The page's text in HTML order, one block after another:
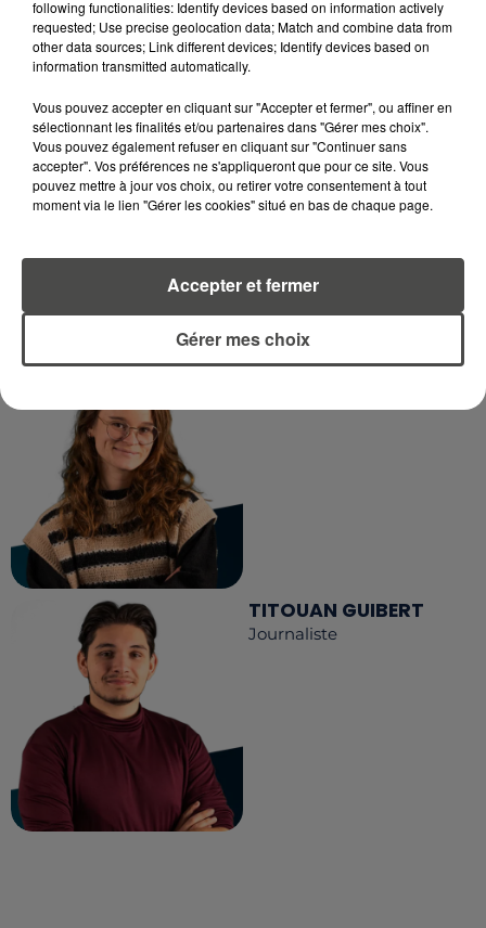
LA RÉDACTION
RCA
Voir toute l'équipe RCA
DIMITRI COUTAND
Journaliste
MARGOT DOUÉTIL
TITOUAN GUIBERT
Journaliste
following functionalities: Identify devices based on information actively
requested; Use precise geolocation data; Match and combine data from
other data sources; Link different devices; Identify devices based on
information transmitted automatically.
Vous pouvez accepter en cliquant sur "Accepter et fermer", ou affiner en
sélectionnant les finalités et/ou partenaires dans "Gérer mes choix".
Vous pouvez également refuser en cliquant sur "Continuer sans
accepter". Vos préférences ne s'appliqueront que pour ce site. Vous
pouvez mettre à jour vos choix, ou retirer votre consentement à tout
moment via le lien "Gérer les cookies" situé en bas de chaque page.
Gérer mes choix
Accepter et fermer